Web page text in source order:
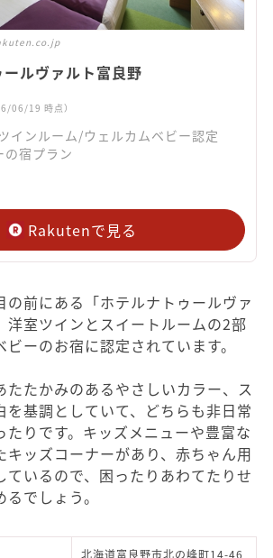
ルヴァルト富良野
06/19 時点）
インルーム/ウェルカムベビー認定
の宿プラン
Rakutenで見る
の前にある「ホテルナトゥールヴァ
洋室ツインとスイートルームの2部
ーのお宿に認定されています。
たたかみのあるやさしいカラー、ス
を基調としていて、どちらも非日常
たりです。キッズメニューや豊富な
キッズコーナーがあり、赤ちゃん用
ているので、困ったりあわてたりせ
でしょう。
北海道富良野市北の峰町14-46